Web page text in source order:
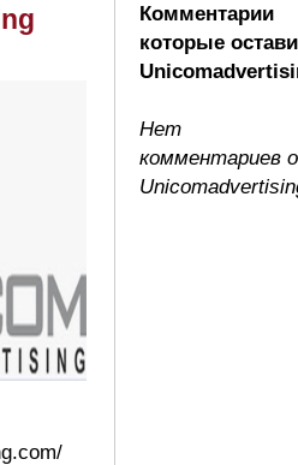
Комментарии
которые
Нет
комментариев